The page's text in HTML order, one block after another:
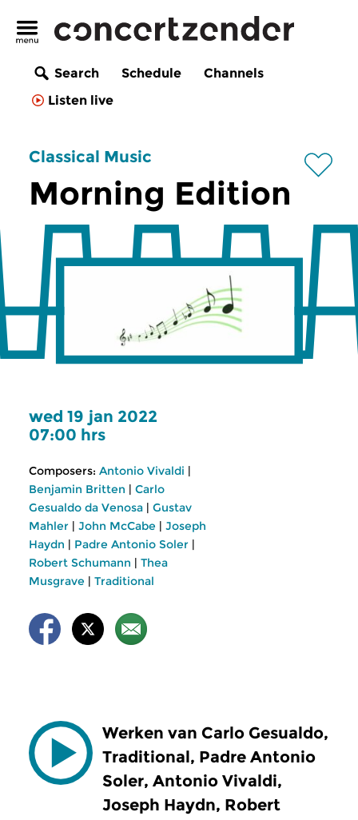
Search Schedule
Channels
Listen live
Classical Music
Morning Edition
wed 19 jan 2022
07:00 hrs
Composers: Antonio Vivaldi |
Benjamin Britten | Carlo
Gesualdo da Venosa | Gustav
Mahler | John McCabe | Joseph
Haydn | Padre Antonio Soler |
Robert Schumann | Thea
Musgrave | Traditional
Werken van Carlo Gesualdo,
Traditional, Padre Antonio
Soler, Antonio Vivaldi,
Joseph Haydn, Robert